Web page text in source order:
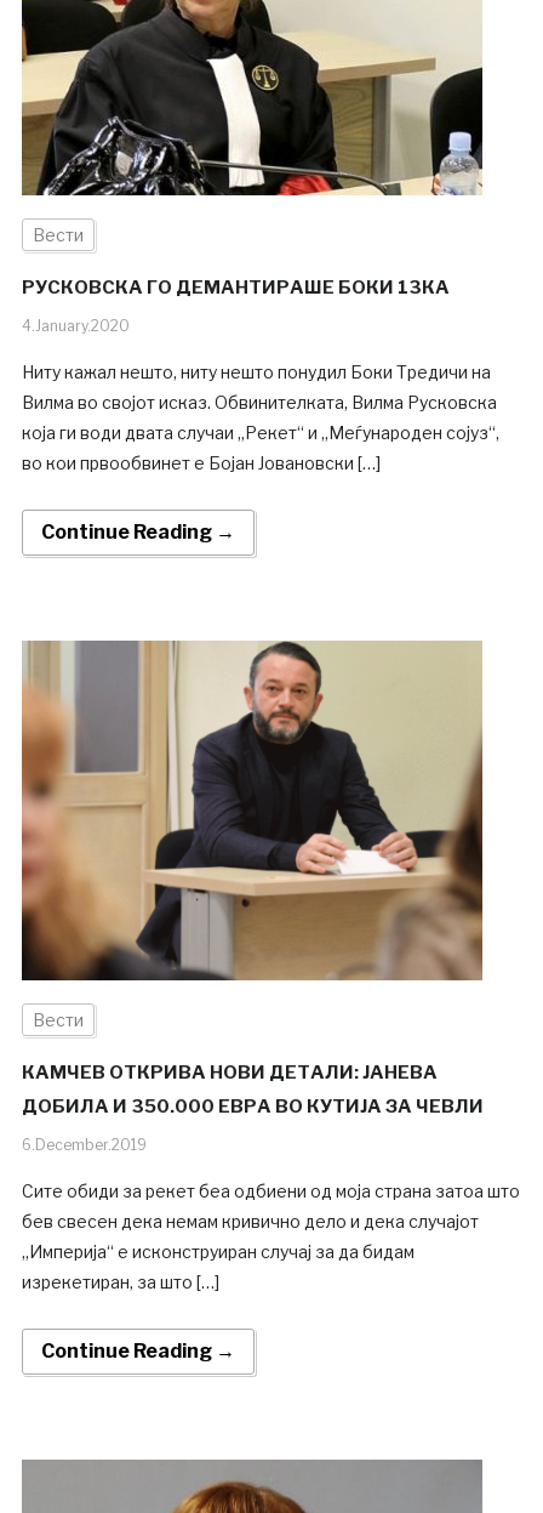
Вести
РУСКОВСКА ГО ДЕМАНТИРАШЕ БОКИ 13КА
4.January.2020
Ниту кажал нешто, ниту нешто понудил Боки Тредичи на
Вилма во својот исказ. Обвинителката, Вилма Русковска
која ги води двата случаи „Рекет“ и „Меѓународен сојуз“,
во кои првообвинет е Бојан Јовановски […]
Continue Reading →
Вести
КАМЧЕВ ОТКРИВА НОВИ ДЕТАЛИ: ЈАНЕВА
ДОБИЛА И 350.000 ЕВРА ВО КУТИЈА ЗА ЧЕВЛИ
6.December.2019
Сите обиди за рекет беа одбиени од моја страна затоа што
бев свесен дека немам кривично дело и дека случајот
„Империја“ е исконструиран случај за да бидам
изрекетиран, за што […]
Continue Reading →